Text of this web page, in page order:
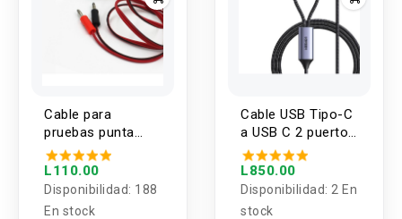
Cable para
pruebas punta
lagartija a banana
90cm
L110.00
Disponibilidad: 188
En stock
Cable USB Tipo-C
a USB C 2 puertos
UGREEN
L850.00
Disponibilidad: 2 En
stock